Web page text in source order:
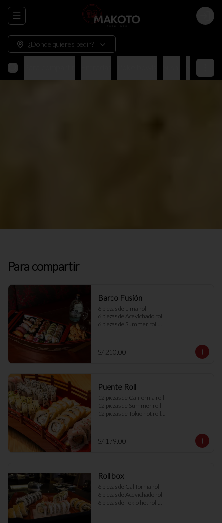
Abrir menu de navegación Login
¿Dónde quieres pedir?
Para compartir
Barco Fusión
6 piezas de Lima roll
6 piezas de Acevichado roll
6 piezas de Summer roll
5 piezas de variedad de sushi
S/ 210.00
Puente Roll
12 piezas de California roll
12 piezas de Summer roll
12 piezas de Tokio hot roll
S/ 179.00
Roll box
6 piezas de California roll
6 piezas de Acevichado roll
6 piezas de Tokio hot roll